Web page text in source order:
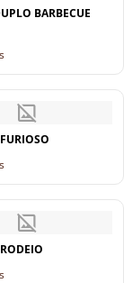
BARBECUE